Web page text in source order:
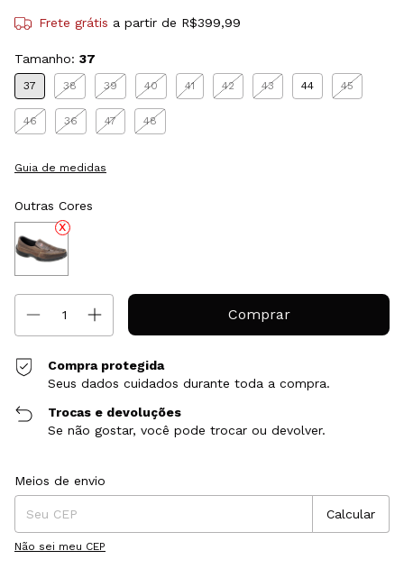
Frete grátis a partir de R$399,99
Tamanho: 37
37 38 39 40 41 42 43 44 45
46 36 47 48
Guia de medidas
Outras Cores
Compra protegida
Seus dados cuidados durante toda a compra.
Trocas e devoluções
Se não gostar, você pode trocar ou devolver.
Entregas para o CEP:
Meios de envio
Calcular
Não sei meu CEP